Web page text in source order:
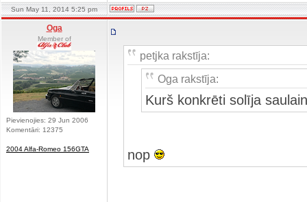
Sun May 11, 2014 5:25 pm
Oga
Member of
Pievienojies: 29 Jun 2006
Komentāri: 12375
2004 Alfa-Romeo 156GTA
petjka rakstīja:
Oga rakstīja:
Kurš konkrēti solīja
nop